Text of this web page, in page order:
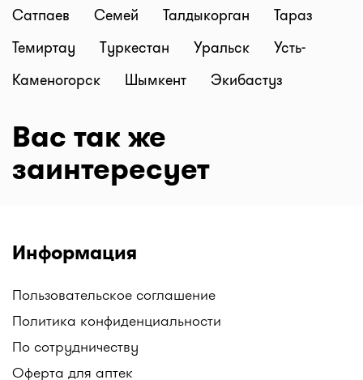
Сатпаев
Семей Талдыкорган
Тараз
Темиртау
Туркестан Уральск
Усть-
Каменогорск
Шымкент Экибастуз
Вас так же
заинтересует
Информация
Пользовательское соглашение
Политика конфиденциальности
По сотрудничеству
Оферта для аптек